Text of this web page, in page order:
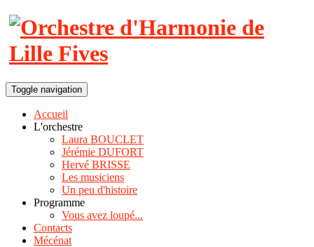
Toggle navigation
Accueil
L'orchestre
Laura BOUCLET
Jérémie DUFORT
Hervé BRISSE
Les musiciens
Un peu d'histoire
Programme
Vous avez loupé...
Contacts
Mécénat